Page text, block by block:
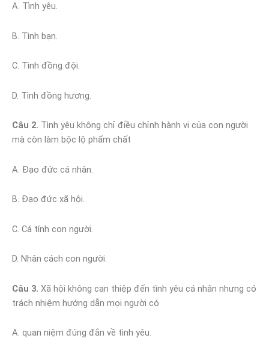
A. Tình yêu.
B. Tình bạn.
C. Tình đồng đội.
D. Tình đồng hương.
Câu 2. Tình yêu không chỉ điều chỉnh hành vi của con người
mà còn làm bộc lộ phẩm chất
A. Đạo đức cá nhân.
B. Đạo đức xã hội.
C. Cá tính con người.
D. Nhân cách con người.
Câu 3. Xã hội không can thiệp đến tình yêu cá nhân nhưng có
trách nhiệm hướng dẫn mọi người có
A. quan niệm đúng đắn về tình yêu.